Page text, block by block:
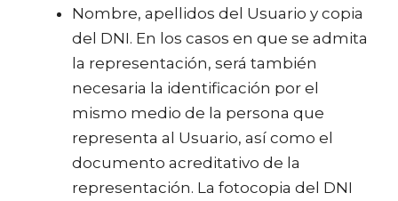
Nombre, apellidos del Usuario y copia
del DNI. En los casos en que se admita
la representación, será también
necesaria la identificación por el
mismo medio de la persona que
representa al Usuario, así como el
documento acreditativo de la
representación. La fotocopia del DNI